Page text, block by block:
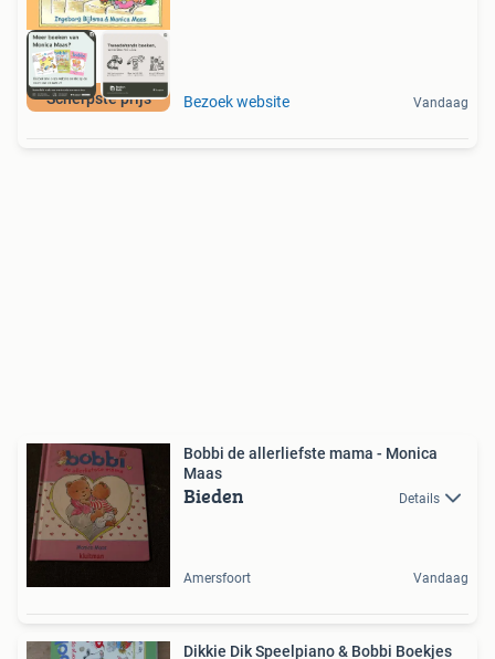
Scherpste prijs Bezoek website Vandaag
Bobbi de allerliefste mama - Monica
Maas
Bieden Details
Amersfoort Vandaag
Dikkie Dik Speelpiano & Bobbi Boekjes